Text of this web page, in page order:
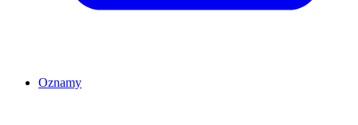
Oznamy